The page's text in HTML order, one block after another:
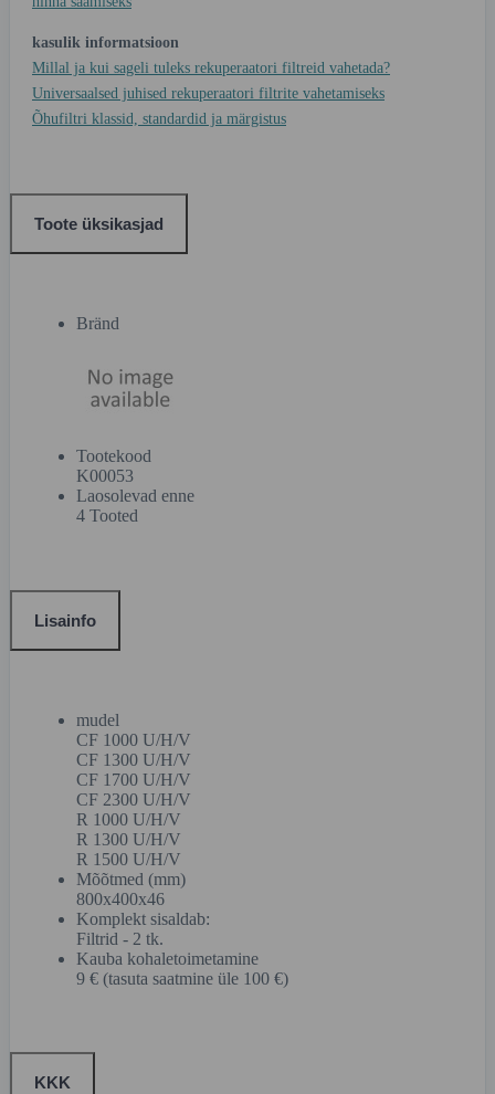
kasulik informatsioon
Millal ja kui sageli tuleks rekuperaatori filtreid vahetada?
Universaalsed juhised rekuperaatori filtrite vahetamiseks
Õhufiltri klassid, standardid ja märgistus
Toote üksikasjad
Bränd
Tootekood
K00053
Laosolevad enne
4 Tooted
Lisainfo
mudel
CF 1000 U/H/V
CF 1300 U/H/V
CF 1700 U/H/V
CF 2300 U/H/V
R 1000 U/H/V
R 1300 U/H/V
R 1500 U/H/V
Mõõtmed (mm)
800x400x46
Komplekt sisaldab:
Filtrid - 2 tk.
Kauba kohaletoimetamine
9 € (tasuta saatmine üle 100 €)
KKK